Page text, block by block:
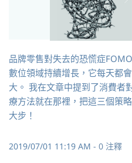
品牌零售對失去的恐慌症
數位領域持續增長，它每天都
大。 我在文章中提到了消費者
療方法就在那裡，把這三個策
大步！
2019/07/01 11:19 AM - 0 注釋